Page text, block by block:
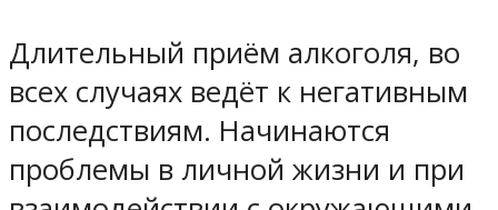
Длительный приём алкоголя, во
всех случаях ведёт к негативным
последствиям. Начинаются
проблемы в личной жизни и при